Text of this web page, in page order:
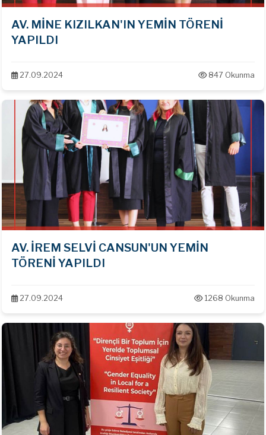
AV. MİNE KIZILKAN'IN YEMİN TÖRENİ
YAPILDI
27.09.2024 847 Okunma
AV. İREM SELVİ CANSUN'UN YEMİN
TÖRENİ YAPILDI
27.09.2024 1268 Okunma